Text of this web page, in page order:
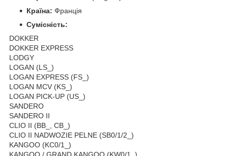
Країна: Франція
Сумісність:
DOKKER
DOKKER EXPRESS
LODGY
LOGAN (LS_)
LOGAN EXPRESS (FS_)
LOGAN MCV (KS_)
LOGAN PICK-UP (US_)
SANDERO
SANDERO II
CLIO II (BB_, CB_)
CLIO II NADWOZIE PELNE (SB0/1/2_)
KANGOO (KC0/1_)
KANGOO / GRAND KANGOO (KW0/1_)